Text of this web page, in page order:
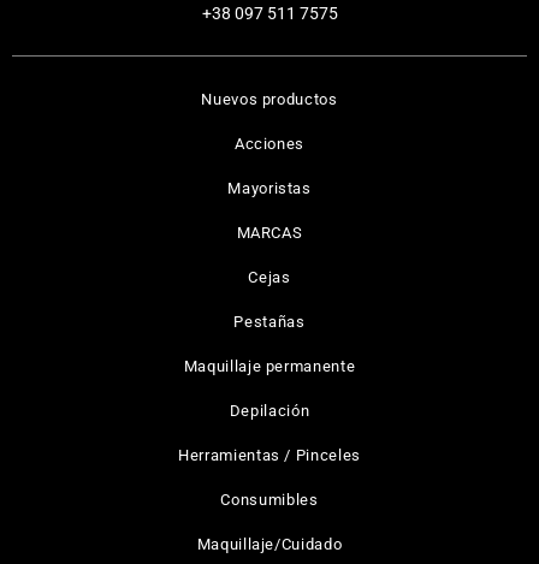
Nuevos productos
Acciones
Mayoristas
MARCAS
Cejas
Pestañas
Maquillaje permanente
Depilación
Herramientas / Pinceles
Consumibles
Maquillaje/Cuidado
+38 097 511 7575